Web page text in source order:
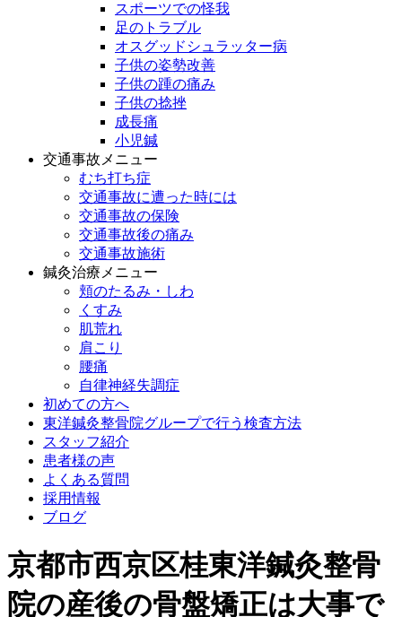
スポーツでの怪我
足のトラブル
オスグッドシュラッター病
子供の姿勢改善
子供の踵の痛み
子供の捻挫
成長痛
小児鍼
交通事故メニュー
むち打ち症
交通事故に遭った時には
交通事故の保険
交通事故後の痛み
交通事故施術
鍼灸治療メニュー
頬のたるみ・しわ
くすみ
肌荒れ
肩こり
腰痛
自律神経失調症
初めての方へ
東洋鍼灸整骨院グループで行う検査方法
スタッフ紹介
患者様の声
よくある質問
採用情報
ブログ
京都市西京区桂東洋鍼灸整骨
院の産後の骨盤矯正は大事で